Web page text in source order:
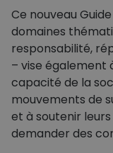
Ce nouveau
domaines
responsabilité,
– vise également
capacité de la
mouvements de
et à soutenir
demander des